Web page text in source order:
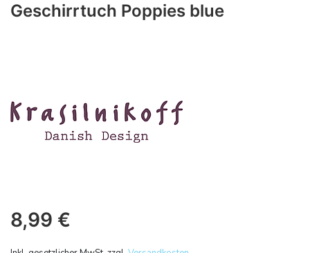
Geschirrtuch Poppies blue
8,99 €